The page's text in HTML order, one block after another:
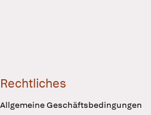
Rechtliches
Allgemeine Geschäftsbedingungen